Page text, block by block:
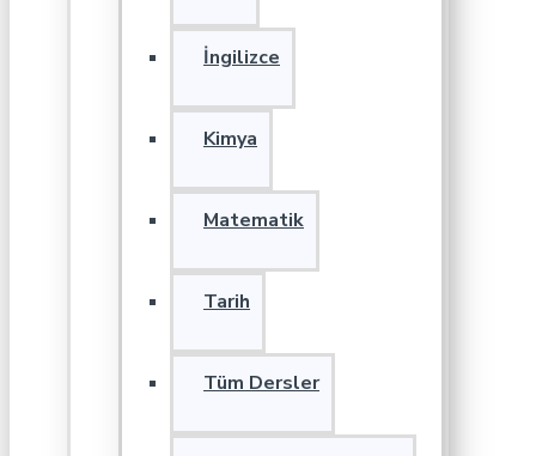
İngilizce
Kimya
Matematik
Tarih
Tüm Dersler